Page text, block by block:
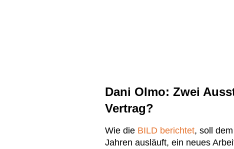
Dani Olmo: Zwei
Vertrag?
Wie die BILD berichtet, soll
Jahren ausläuft, ein neues